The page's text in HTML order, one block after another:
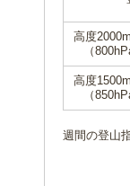
高度
（
高度
（
週間の登山